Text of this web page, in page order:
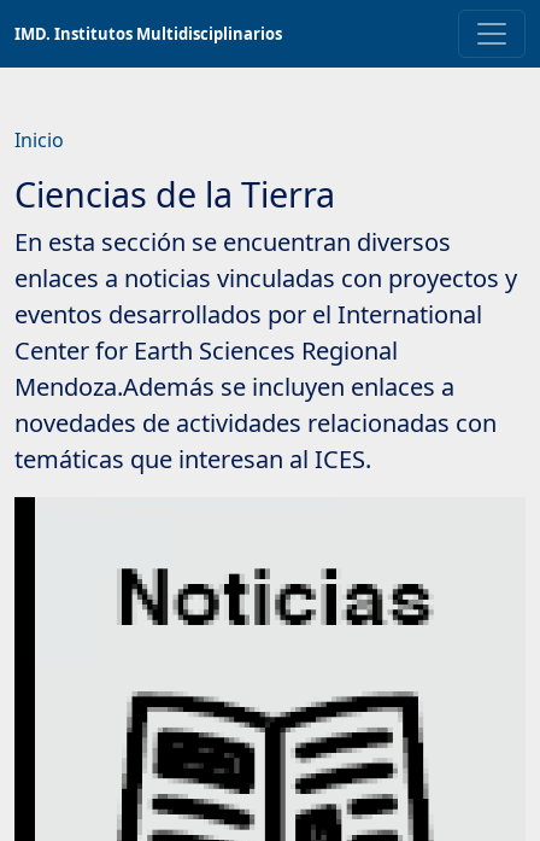
contenido
IMD. Institutos Multidisciplinarios
Inicio
Ciencias de la Tierra
En esta sección se encuentran diversos
enlaces a noticias vinculadas con proyectos y
eventos desarrollados por el International
Center for Earth Sciences Regional
Mendoza.Además se incluyen enlaces a
novedades de actividades relacionadas con
temáticas que interesan al ICES.